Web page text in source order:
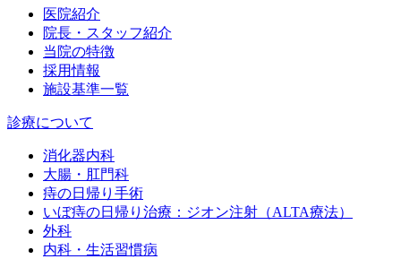
医院紹介
院長・スタッフ紹介
当院の特徴
採用情報
施設基準一覧
診療について
消化器内科
大腸・肛門科
痔の日帰り手術
いぼ痔の日帰り治療：ジオン注射（ALTA療法）
外科
内科・生活習慣病